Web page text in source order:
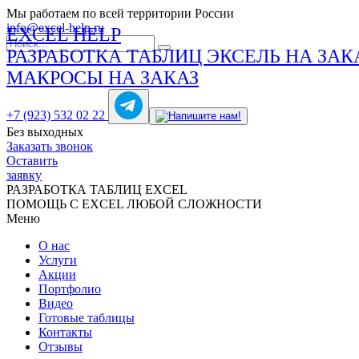
Мы работаем по всей территории России
info@excel-help.ru
EXCEL HELP
РАЗРАБОТКА ТАБЛИЦ ЭКСЕЛЬ НА
МАКРОСЫ НА ЗАКАЗ
+7 (923) 532 02 22
Без выходных
Заказать звонок
Оставить
заявку
РАЗРАБОТКА ТАБЛИЦ EXCEL
ПОМОЩЬ С EXCEL ЛЮБОЙ СЛОЖНОСТИ
Меню
О нас
Услуги
Акции
Портфолио
Видео
Готовые таблицы
Контакты
Отзывы